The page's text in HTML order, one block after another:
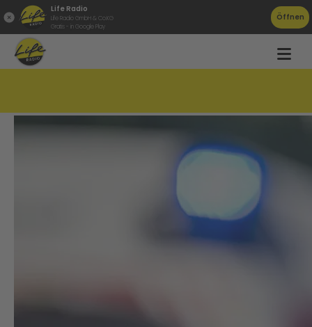
Life Radio
Life Radio GmbH & Co.KG
Gratis - in Google Play
Öffnen